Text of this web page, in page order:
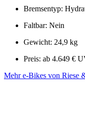
Bremsentyp:
Faltbar: Nein
Gewicht: 24,9 kg
Preis: ab 4.649 €
Mehr e-Bikes von Riese